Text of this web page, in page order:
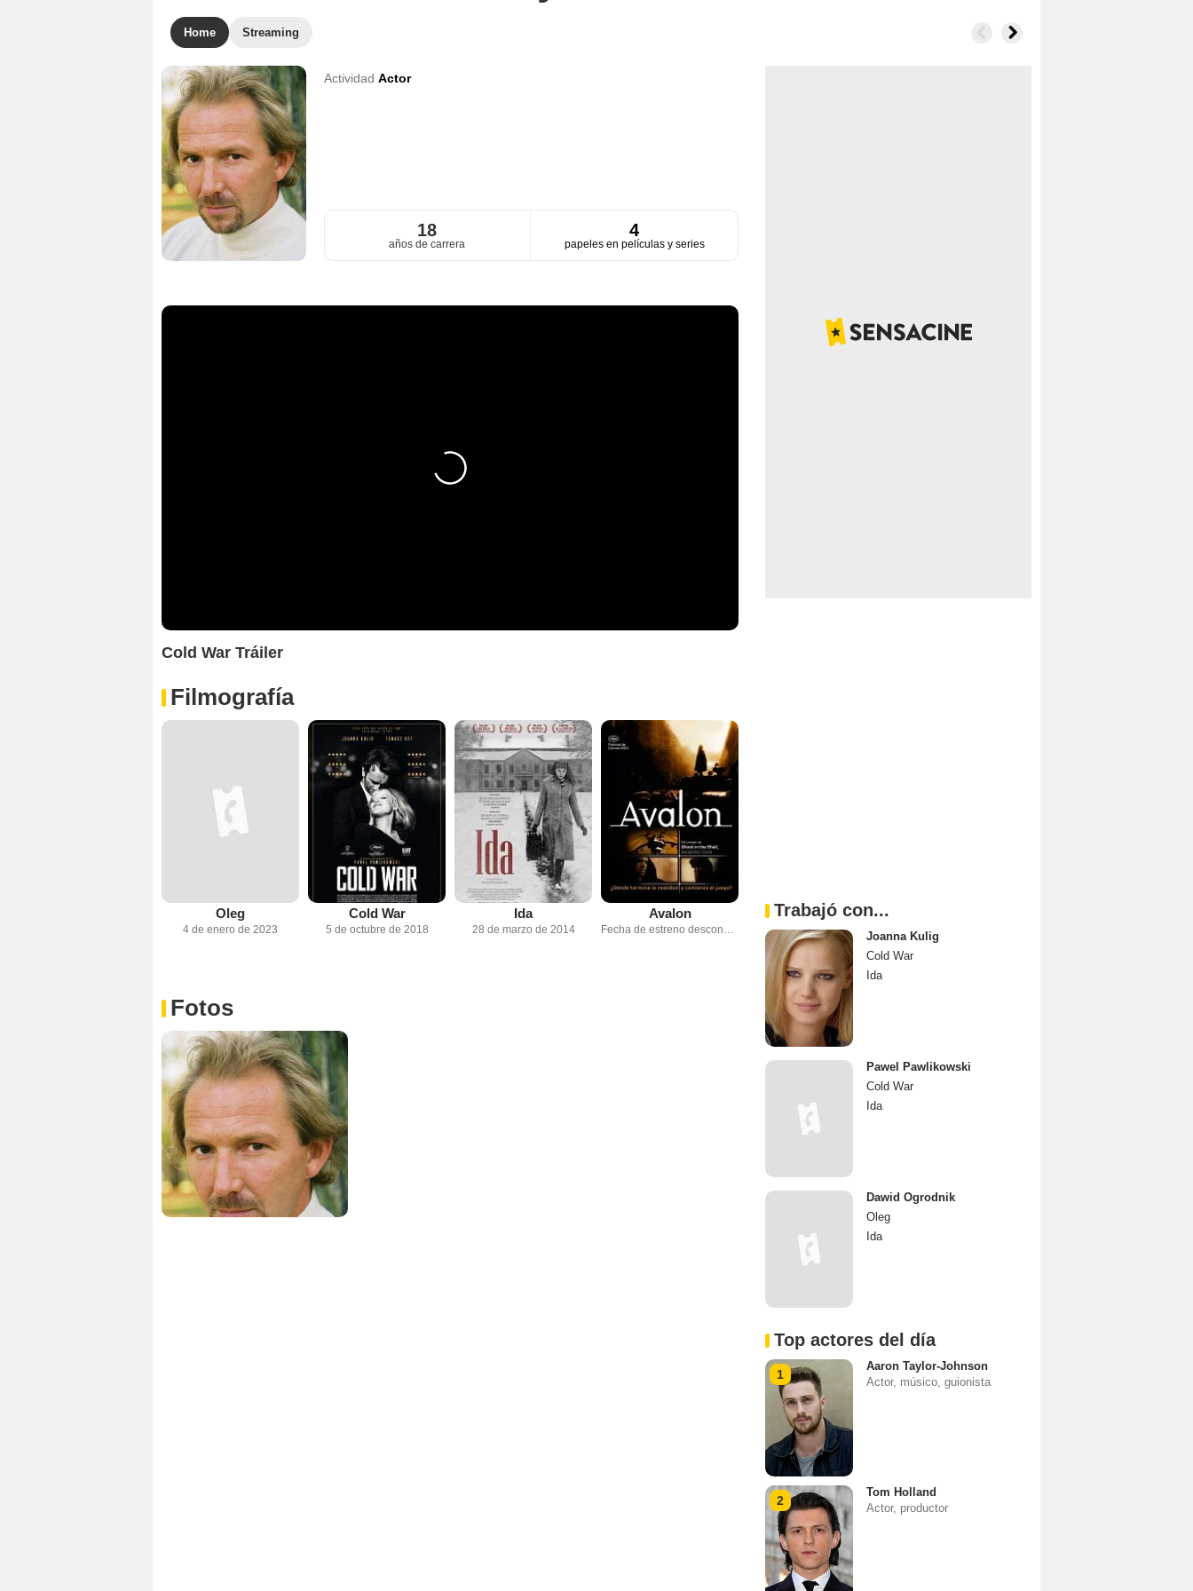
Home Streaming
Actividad Actor
18
años de carrera
4
papeles en películas y series
Cold War Tráiler
Filmografía
Oleg
4 de enero de 2023
Cold War
5 de octubre de 2018
Ida
28 de marzo de 2014
Avalon
Fecha de estreno desconocida
Fotos
Trabajó con...
Joanna Kulig
Cold War
Ida
Pawel Pawlikowski
Cold War
Ida
Dawid Ogrodnik
Oleg
Ida
Top actores del día
1
Aaron Taylor-Johnson
Actor, músico, guionista
2
Tom Holland
Actor, productor